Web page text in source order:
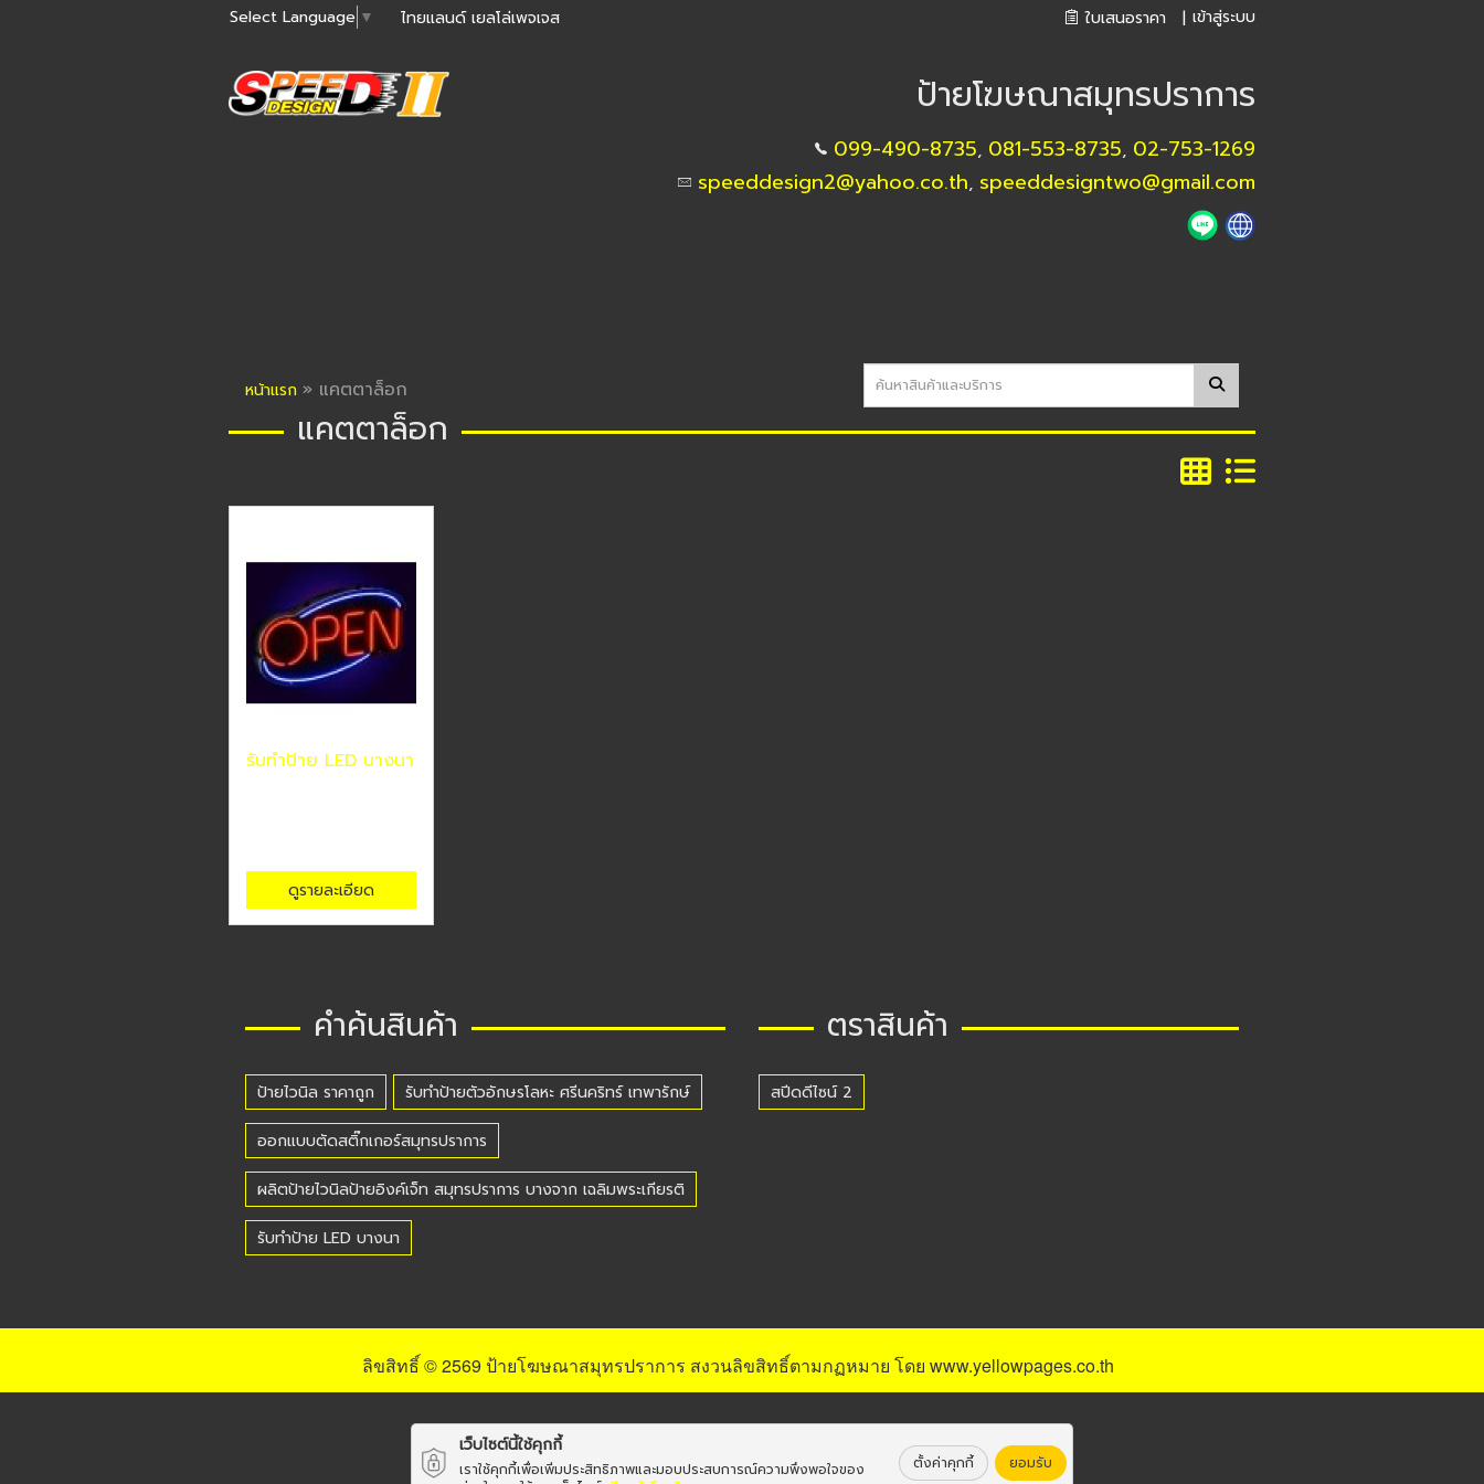
Select Language ▼ ไทยแลนด์ เยลโล่เพจเจส ใบเสนอราคา | เข้าสู่ระบบ
ป้ายโฆษณาสมุทรปราการ
099-490-8735, 081-553-8735, 02-753-1269
speeddesign2@yahoo.co.th, speeddesigntwo@gmail.com
หน้าแรก » แคตตาล็อก
แคตตาล็อก
รับทำป้าย LED บางนา
ดูรายละเอียด
คำค้นสินค้า
ป้ายไวนิล ราคาถูก รับทำป้ายตัวอักษรโลหะ ศรีนคริทร์ เทพารักษ์
ออกแบบตัดสติ๊กเกอร์สมุทรปราการ
ผลิตป้ายไวนิลป้ายอิงค์เจ็ท สมุทรปราการ บางจาก เฉลิมพระเกียรติ
รับทำป้าย LED บางนา
ตราสินค้า
สปีดดีไซน์ 2
ลิขสิทธิ์ © 2569 ป้ายโฆษณาสมุทรปราการ สงวนลิขสิทธิ์ตามกฏหมาย โดย www.yellowpages.co.th
เว็บไซต์นี้ใช้คุกกี้
เราใช้คุกกี้เพื่อเพิ่มประสิทธิภาพและมอบประสบการณ์ความพึงพอใจของ
ตั้งค่าคุกกี้ ยอมรับ